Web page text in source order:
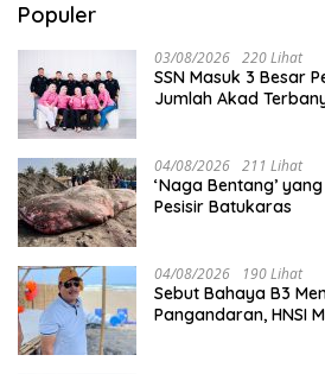
Populer
03/08/2026 220 Lihat
SSN Masuk 3 Besar
Jumlah Akad
04/08/2026 211 Lihat
‘Naga Bentang’
Pesisir Batukaras
04/08/2026 190 Lihat
Sebut Bahaya B3
Pangandaran, HNSI